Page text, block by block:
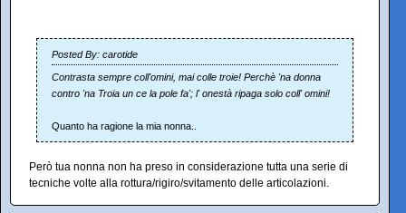
Posted By: carotide
Contrasta sempre coll'omini, mai colle troie! Perchè 'na donna
contro 'na Troia un ce la pole fa'; l' onestà ripaga solo coll' omini!
Quanto ha ragione la mia nonna..
Però tua nonna non ha preso in considerazione tutta una serie di
tecniche volte alla rottura/rigiro/svitamento delle articolazioni.